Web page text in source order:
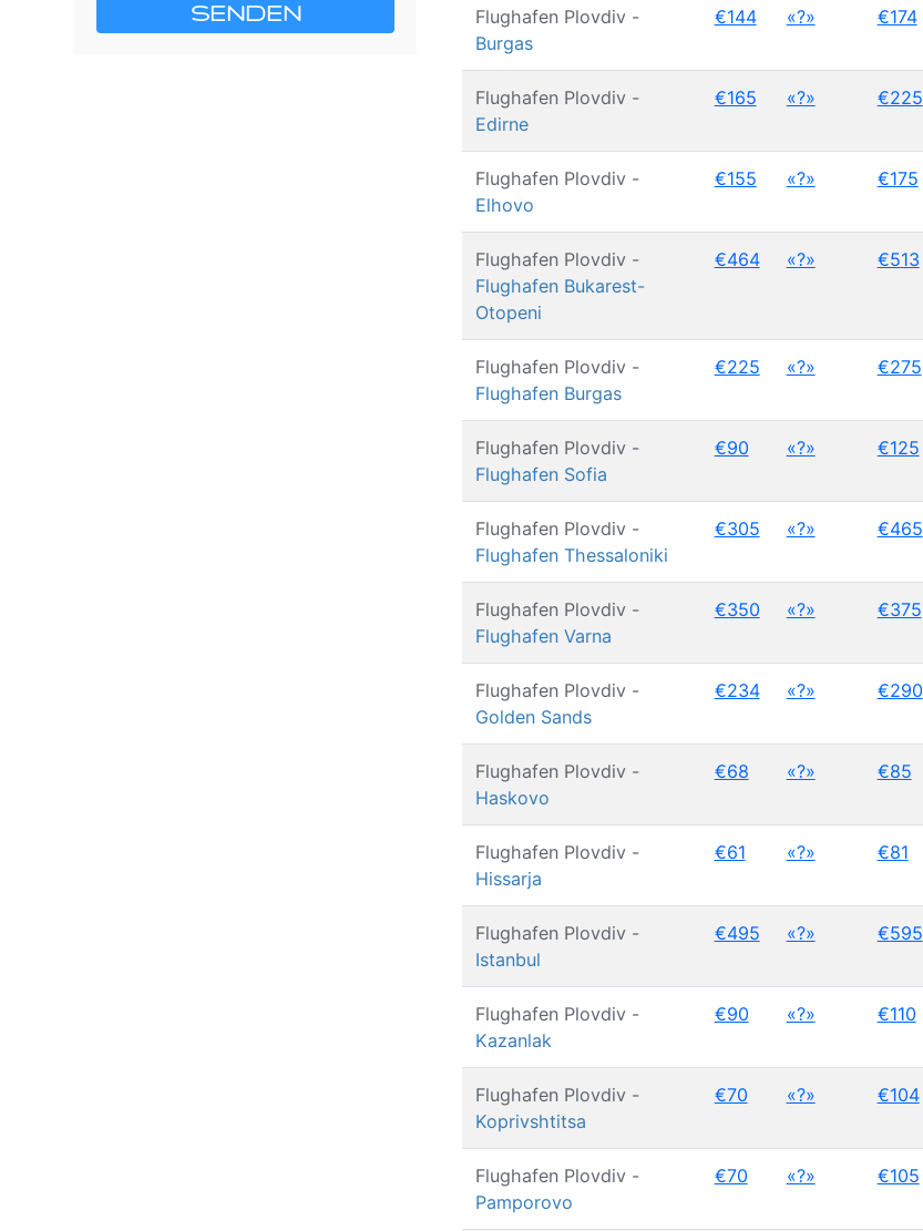
SENDEN
Flughafen Plovdiv -
Burgas
€144 «?» €174
Flughafen Plovdiv -
Edirne
€165 «?» €225
Flughafen Plovdiv -
Elhovo
€155 «?» €175
Flughafen Plovdiv -
Flughafen Bukarest-
Otopeni
€464 «?» €513
Flughafen Plovdiv -
Flughafen Burgas
€225 «?» €275
Flughafen Plovdiv -
Flughafen Sofia
€90 «?» €125
Flughafen Plovdiv -
Flughafen Thessaloniki
€305 «?» €465
Flughafen Plovdiv -
Flughafen Varna
€350 «?» €375
Flughafen Plovdiv -
Golden Sands
€234 «?» €290
Flughafen Plovdiv -
Haskovo
€68 «?» €85
Flughafen Plovdiv -
Hissarja
€61 «?» €81
Flughafen Plovdiv -
Istanbul
€495 «?» €595
Flughafen Plovdiv -
Kazanlak
€90 «?» €110
Flughafen Plovdiv -
Koprivshtitsa
€70 «?» €104
Flughafen Plovdiv -
Pamporovo
€70 «?» €105